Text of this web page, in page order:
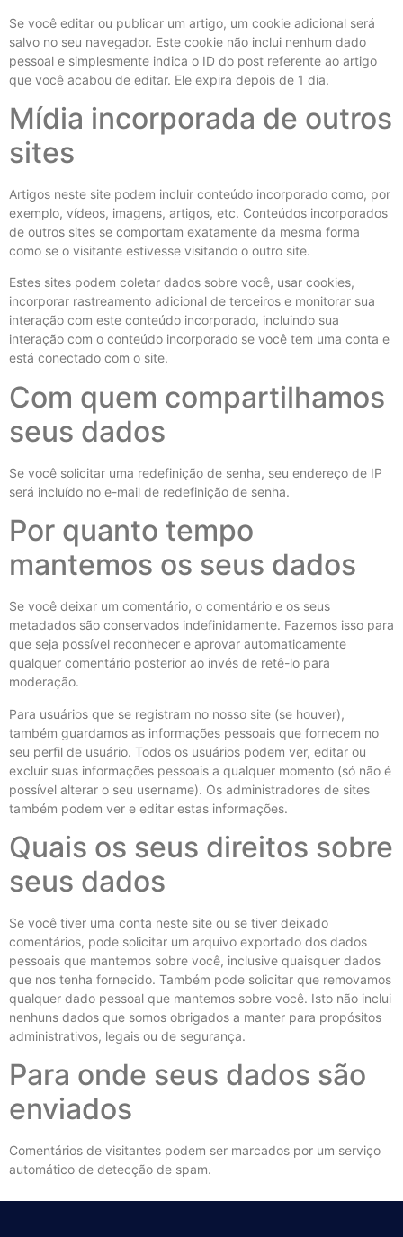
Se você editar ou publicar um artigo, um cookie adicional será
salvo no seu navegador. Este cookie não inclui nenhum dado
pessoal e simplesmente indica o ID do post referente ao artigo
que você acabou de editar. Ele expira depois de 1 dia.
Mídia incorporada de outros
sites
Artigos neste site podem incluir conteúdo incorporado como, por
exemplo, vídeos, imagens, artigos, etc. Conteúdos incorporados
de outros sites se comportam exatamente da mesma forma
como se o visitante estivesse visitando o outro site.
Estes sites podem coletar dados sobre você, usar cookies,
incorporar rastreamento adicional de terceiros e monitorar sua
interação com este conteúdo incorporado, incluindo sua
interação com o conteúdo incorporado se você tem uma conta e
está conectado com o site.
Com quem compartilhamos
seus dados
Se você solicitar uma redefinição de senha, seu endereço de IP
será incluído no e-mail de redefinição de senha.
Por quanto tempo
mantemos os seus dados
Se você deixar um comentário, o comentário e os seus
metadados são conservados indefinidamente. Fazemos isso para
que seja possível reconhecer e aprovar automaticamente
qualquer comentário posterior ao invés de retê-lo para
moderação.
Para usuários que se registram no nosso site (se houver),
também guardamos as informações pessoais que fornecem no
seu perfil de usuário. Todos os usuários podem ver, editar ou
excluir suas informações pessoais a qualquer momento (só não é
possível alterar o seu username). Os administradores de sites
também podem ver e editar estas informações.
Quais os seus direitos sobre
seus dados
Se você tiver uma conta neste site ou se tiver deixado
comentários, pode solicitar um arquivo exportado dos dados
pessoais que mantemos sobre você, inclusive quaisquer dados
que nos tenha fornecido. Também pode solicitar que removamos
qualquer dado pessoal que mantemos sobre você. Isto não inclui
nenhuns dados que somos obrigados a manter para propósitos
administrativos, legais ou de segurança.
Para onde seus dados são
enviados
Comentários de visitantes podem ser marcados por um serviço
automático de detecção de spam.